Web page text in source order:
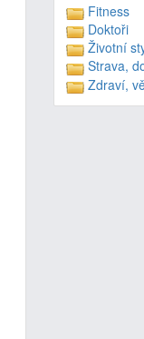
Fitness
Doktoři
Životní
Strava,
Zdraví,